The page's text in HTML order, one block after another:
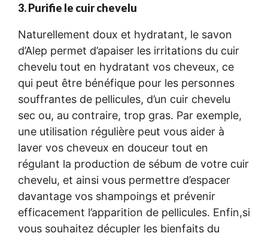
3. Purifie le cuir chevelu
Naturellement doux et hydratant, le savon
d’Alep permet d’apaiser les irritations du cuir
chevelu tout en hydratant vos cheveux, ce
qui peut être bénéfique pour les personnes
souffrantes de pellicules, d’un cuir chevelu
sec ou, au contraire, trop gras. Par exemple,
une utilisation régulière peut vous aider à
laver vos cheveux en douceur tout en
régulant la production de sébum de votre cuir
chevelu, et ainsi vous permettre d’espacer
davantage vos shampoings et prévenir
efficacement l’apparition de pellicules. Enfin,si
vous souhaitez décupler les bienfaits du